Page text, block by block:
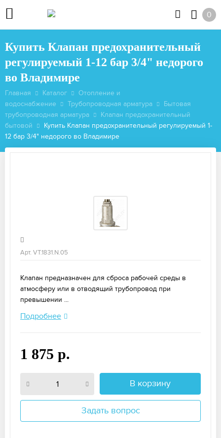
0
Купить Клапан предохранительный
регулируемый 1-12 бар 3/4" недорого
во Владимире
Главная Каталог
Отопление и
водоснабжение
Трубопроводная арматура
Бытовая
трубопроводная арматура
Клапан предохранительный
бытовой
Купить Клапан предохранительный регулируемый 1-
12 бар 3/4" недорого во Владимире
Арт. VT.1831.N.05
Клапан предназначен для сброса рабочей среды в
атмосферу или в отводящий трубопровод при
превышении ...
Подробнее
1 875 р.
В корзину
Задать вопрос